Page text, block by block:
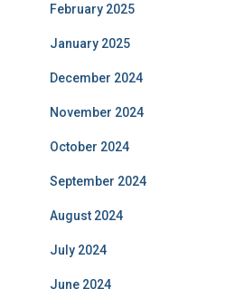
February 2025
January 2025
December 2024
November 2024
October 2024
September 2024
August 2024
July 2024
June 2024